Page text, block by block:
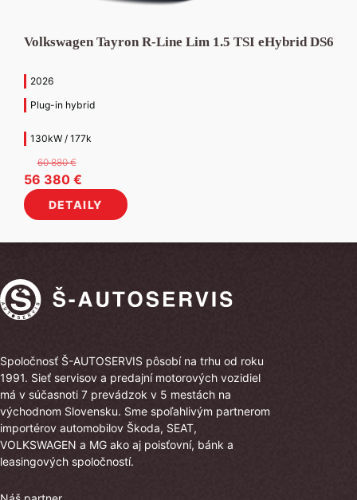
Volkswagen Tayron R-Line Lim 1.5 TSI eHybrid DS6
2026
Plug-in hybrid
130kW / 177k
60 880€
Pôvodná
cena
bola:
56 380 €Aktuálna
cena
je:
DETAILY
Spoločnosť Š-AUTOSERVIS pôsobí na trhu od roku
1991. Sieť servisov a predajní motorových vozidiel
má v súčasnoti 7 prevádzok v 5 mestách na
východnom Slovensku. Sme spoľahlivým partnerom
importérov automobilov Škoda, SEAT,
VOLKSWAGEN a MG ako aj poisťovní, bánk a
leasingových spoločností.